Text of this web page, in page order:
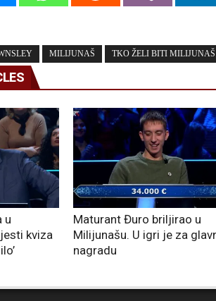
MILIJUNAŠ TKO ŽELI BITI MILIJUNAŠ
u
kviza
Maturant Đuro briljirao u
Milijunašu. U igri je za
nagradu